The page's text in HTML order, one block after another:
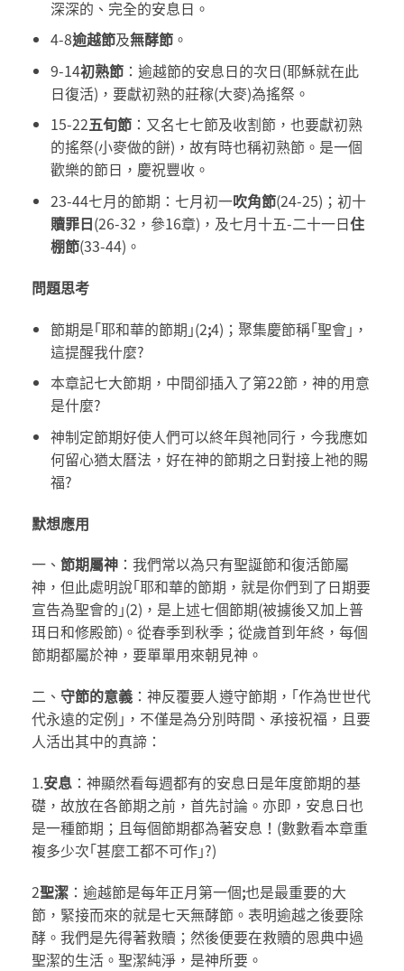
深深的、完全的安息日。
4-8逾越節及無酵節。
9-14初熟節：逾越節的安息日的次日(耶穌就在此
日復活)，要獻初熟的莊稼(大麥)為搖祭。
15-22五旬節：又名七七節及收割節，也要獻初熟
的搖祭(小麥做的餅)，故有時也稱初熟節。是一個
歡樂的節日，慶祝豐收。
23-44七月的節期：七月初一吹角節(24-25)；初十
贖罪日(26-32，參16章)，及七月十五-二十一日住
棚節(33-44)。
問題思考
節期是｢耶和華的節期｣(2;4)；聚集慶節稱｢聖會｣，
這提醒我什麼?
本章記七大節期，中間卻插入了第22節，神的用意
是什麼?
神制定節期好使人們可以終年與祂同行，今我應如
何留心猶太曆法，好在神的節期之日對接上祂的賜
福?
默想應用
一、 節期屬神 ：我們常以為只有聖誕節和復活節屬
神，但此處明說｢耶和華的節期，就是你們到了日期要
宣告為聖會的｣(2)，是上述七個節期(被擄後又加上普
珥日和修殿節)。從春季到秋季；從歲首到年終，每個
節期都屬於神，要單單用來朝見神。
二、 守節的意義 ：神反覆要人遵守節期，｢作為世世代
代永遠的定例｣，不僅是為分別時間、承接祝福，且要
人活出其中的真諦：
1.安息 ：神顯然看每週都有的安息日是年度節期的基
礎，故放在各節期之前，首先討論。亦即，安息日也
是一種節期；且每個節期都為著安息！(數數看本章重
複多少次｢甚麼工都不可作｣?)
2聖潔 ：逾越節是每年正月第一個;也是最重要的大
節，緊接而來的就是七天無酵節。表明逾越之後要除
酵。我們是先得著救贖；然後便要在救贖的恩典中過
聖潔的生活。聖潔純淨，是神所要。